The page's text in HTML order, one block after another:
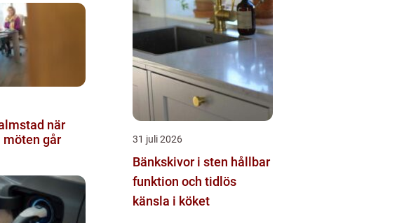
när
möten går
31 juli 2026
Bänkskivor i sten hållbar
funktion och tidlös
känsla i köket